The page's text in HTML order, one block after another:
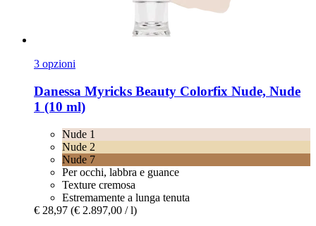
3 opzioni
Danessa Myricks Beauty Colorfix Nude, Nude
1 (10 ml)
Nude 1
Nude 2
Nude 7
Per occhi, labbra e guance
Texture cremosa
Estremamente a lunga tenuta
€ 28,97 (€ 2.897,00 / l)